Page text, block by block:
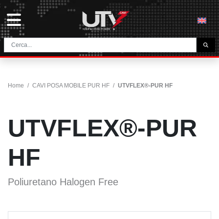
L'AZIENDA
NEWS E BLOG
CATEGORIA
UTVFLEX® TM MT FO
Home / CAVI POSA MOBILE PUR HF / UTVFLEX®-PUR HF
UTVFLEX®-PUR
HF
Poliuretano Halogen Free